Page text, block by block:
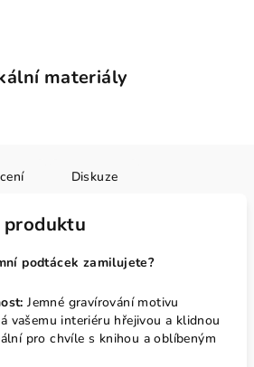
materiály
Diskuze
produktu
podtácek zamilujete?
Jemné gravírování motivu
vašemu interiéru hřejivou a klidnou
pro chvíle s knihou a oblíbeným